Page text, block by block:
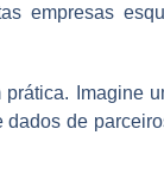
empresas
Imagine
dadosde